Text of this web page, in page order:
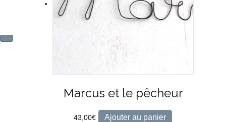
Marcus et le pêcheur
43,00€ Ajouter au panier